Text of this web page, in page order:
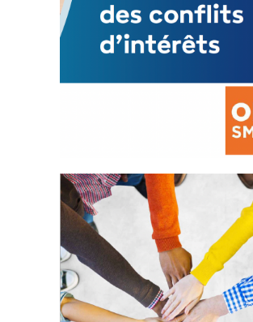
La prévention des conflits
d’intérêts
18 septembre 2023
FEUILLETER